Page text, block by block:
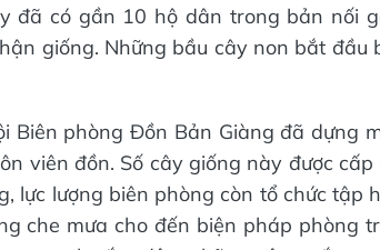
đã có gần 10 hộ dân trong bản nối
giống. Những bầu cây non bắt đầu
Biên phòng Đồn Bản Giàng đã dựng
viên đồn. Số cây giống này được cấp
lực lượng biên phòng còn tổ chức tập
che mưa cho đến biện pháp phòng